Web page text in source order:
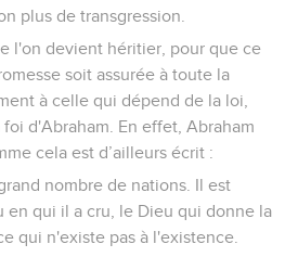
plus de transgression.
l'on devient héritier, pour que ce
soit assurée à toute la
à celle qui dépend de la loi,
d'Abraham. En effet, Abraham
cela est d’ailleurs écrit :
nombre de nations. Il est
en qui il a cru, le Dieu qui donne la
qui n'existe pas à l'existence.